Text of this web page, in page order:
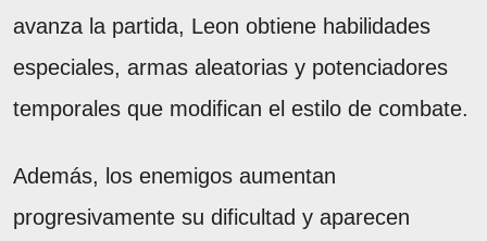
avanza la partida, Leon obtiene habilidades
especiales, armas aleatorias y potenciadores
temporales que modifican el estilo de combate.
Además, los enemigos aumentan
progresivamente su dificultad y aparecen